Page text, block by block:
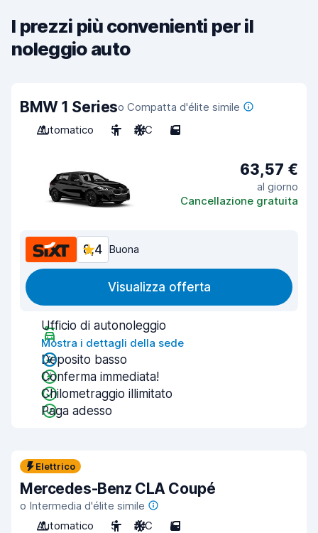
I prezzi più convenienti per il
noleggio auto
BMW 1 Serieso Compatta d'élite simile
Automatico
5 A/C 5
63,57 €
al giorno
Cancellazione gratuita
8,4 Buona
Visualizza offerta
Ufficio di autonoleggio
Mostra i dettagli della sede
Deposito basso
Conferma immediata!
Chilometraggio illimitato
Paga adesso
Elettrico
Mercedes-Benz CLA Coupé
o Intermedia d'élite simile
Automatico
5 A/C 5